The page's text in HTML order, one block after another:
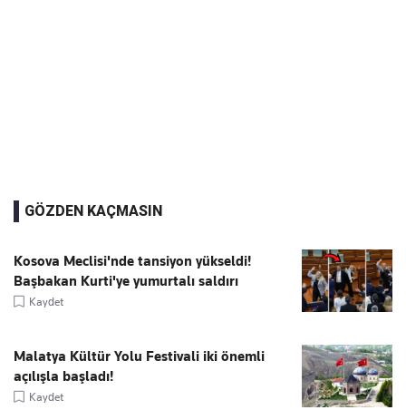
GÖZDEN KAÇMASIN
Kosova Meclisi'nde tansiyon yükseldi!
Başbakan Kurti'ye yumurtalı saldırı
Kaydet
Malatya Kültür Yolu Festivali iki önemli
açılışla başladı!
Kaydet